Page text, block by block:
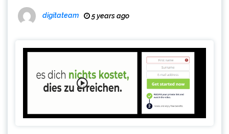
digitateam 5 years ago